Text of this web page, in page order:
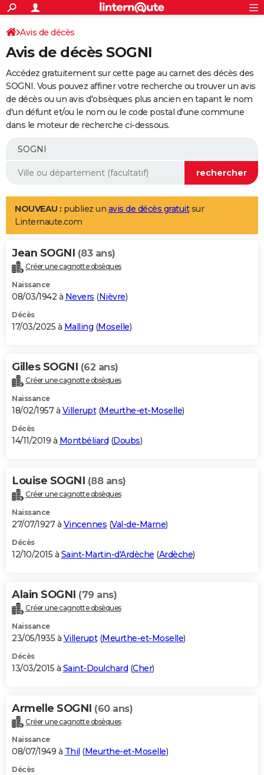
ACTUALITÉS
Politique
Société
Faits Divers
Education
Monde
Villes
+
SPORT
Coupe du monde 2026
Football
Tennis
Cyclisme
Rugby
Forum
Programme TV
TNT
Streaming
Cinéma
Sorties cinéma
Musique
+
FINANCE
Retraite
Impôts
Epargne
Immobilier
Risques naturels par ville
Banque
Assurance
Crédit
AUTO
Essais
Réserver un essai
Citadines
Berlines
SUV
Forum auto
+
Mobiles
Meilleur smartphone
Internet
Ordinateurs
Jeux vidéo
Guide high-tech
Aménagement intérieur
LIFESTYLE
Art de vivre
Bien-être
Loisirs
Mode
Modes de vie
Alimentation
Guide de la santé
Maladies
Médicaments
Sommeil
VOYAGE
Destinations
City break
Voyage nature
Voyage de noces
Forum
Climat
+PHOTO
GUIDES D'ACHAT
BONS PLANS
Carte de Noël
Carte Bonne année
Carte Saint-Valentin
Carte Pâques
Carte d'anniversaire
DICTIONNAIRE
Dictionnaire
Biographies
Citations
Expressions
Proverbes
PROGRAMME TV
S'inscrire
Se connecter
Lycées
Collèges
Primaires
Universités
Entreprises
Service militaire
Avis de recherche
AVIS DE DÉCÈS
Bricolage
Lifestyle
Culture
Sport
Auto
Television
Voyage
Cinema
Avis de décès
Avis de décès SOGNI
Accédez gratuitement sur cette page au carnet des décès des
SOGNI. Vous pouvez affiner votre recherche ou trouver un avis
de décès ou un avis d'obsèques plus ancien en tapant le nom
d'un défunt et/ou le nom ou le code postal d'une commune
dans le moteur de recherche ci-dessous.
NOUVEAU : publiez un avis de décès gratuitsur
Linternaute.com
Jean SOGNI (83 ans)
Créer une cagnotte obsèques
Naissance
08/03/1942 à Nevers (Nièvre)
Décès
17/03/2025 à Malling (Moselle)
Gilles SOGNI (62 ans)
Créer une cagnotte obsèques
Naissance
18/02/1957 à Villerupt(Meurthe-et-Moselle)
Décès
14/11/2019 à Montbéliard (Doubs)
Louise SOGNI (88 ans)
Créer une cagnotte obsèques
Naissance
27/07/1927 à Vincennes (Val-de-Marne)
Décès
12/10/2015 à Saint-Martin-d'Ardèche (Ardèche)
Alain SOGNI (79 ans)
Créer une cagnotte obsèques
Naissance
23/05/1935 à Villerupt(Meurthe-et-Moselle)
Décès
13/03/2015 à Saint-Doulchard (Cher)
Armelle SOGNI (60 ans)
Créer une cagnotte obsèques
Naissance
08/07/1949 à Thil (Meurthe-et-Moselle)
Décès